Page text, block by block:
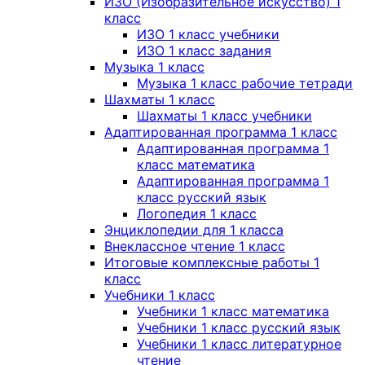
класс
ИЗО 1 класс учебники
ИЗО 1 класс задания
Музыка 1 класс
Музыка 1 класс рабочие тетради
Шахматы 1 класс
Шахматы 1 класс учебники
Адаптированная программа 1 класс
Адаптированная программа 1
класс математика
Адаптированная программа 1
класс русский язык
Логопедия 1 класс
Энциклопедии для 1 класса
Внеклассное чтение 1 класс
Итоговые комплексные работы 1
класс
Учебники 1 класс
Учебники 1 класс математика
Учебники 1 класс русский язык
Учебники 1 класс литературное
чтение